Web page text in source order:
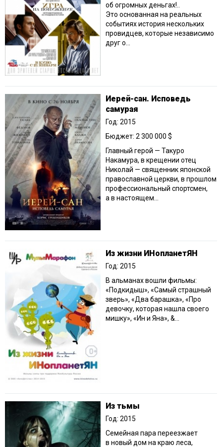
об огромных деньгах!..
Это основанная на реальных
событиях история нескольких
провидцев, которые независимо
друг о...
Иерей-сан. Исповедь
самурая
Год: 2015
Бюджет: 2 300 000 $
Главный герой — Такуро
Накамура, в крещении отец
Николай — священник японской
православной церкви, в прошлом
профессиональный спортсмен,
а в настоящем...
Из жизни ИНопланетЯН
Год: 2015
В альманах вошли фильмы:
«Подкидыш», «Самый страшный
зверь», «Два барашка», «Про
девочку, которая нашла своего
мишку», «Ин и Яна», &...
Из тьмы
Год: 2015
Семейная пара переезжает
в новый дом на краю леса,